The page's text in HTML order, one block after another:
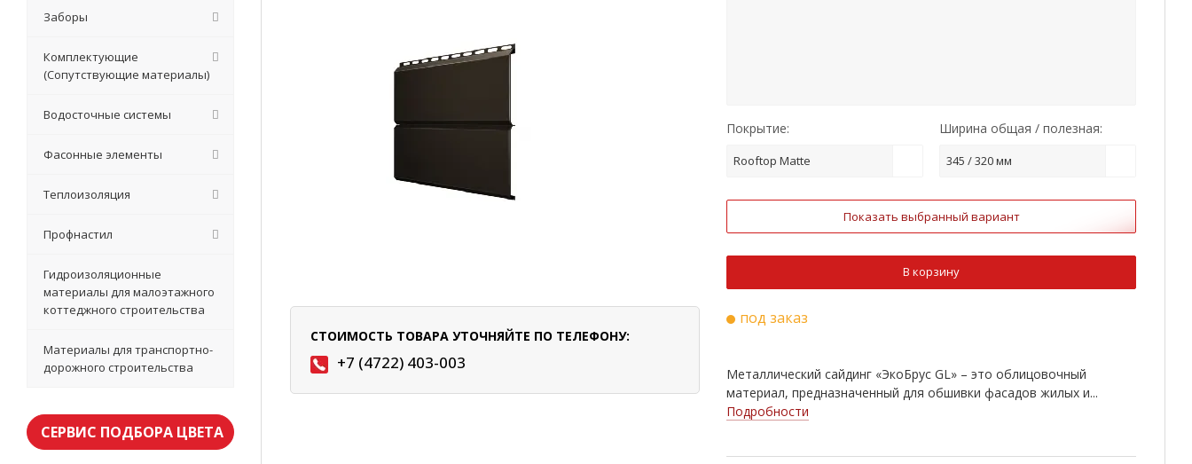
СТОИМОСТЬ ТОВАРА УТОЧНЯЙТЕ ПО ТЕЛЕФОНУ:
+7 (4722) 403-003
Покрытие:
Rooftop Matte
Ширина общая / полезная:
345 / 320 мм
Показать выбранный вариант
В корзину
под заказ
Металлический сайдинг «ЭкоБрус GL» – это облицовочный
материал, предназначенный для обшивки фасадов жилых и...
Подробности
Заборы
Комплектующие
(Сопутствующие материалы)
Водосточные системы
Фасонные элементы
Теплоизоляция
Профнастил
Гидроизоляционные
материалы для малоэтажного
коттеджного строительства
Материалы для транспортно-
дорожного строительства
СЕРВИС ПОДБОРА ЦВЕТА